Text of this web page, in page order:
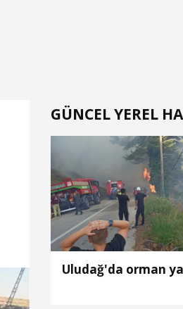
GÜNCEL YEREL
Uludağ'da orman